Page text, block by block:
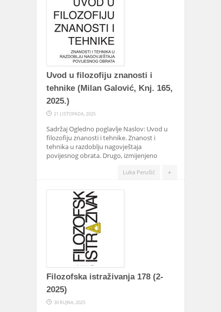
Uvod u filozofiju znanosti i
tehnike (Milan Galović, Knj. 165,
2025.)
21 LISTOPADA, 2025
Sadržaj Ogledno poglavlje Naslov: Uvod u
filozofiju znanosti i tehnike. Znanost i
tehnika u razdoblju nagovještaja
povijesnog obrata. Drugo, izmijenjeno
+
Luka Perušić
Filozofska istraživanja 178 (2-
2025)
30 RUJNA, 2025